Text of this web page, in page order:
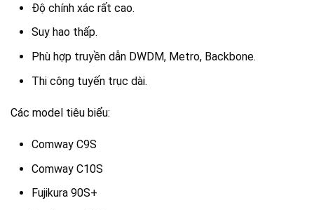
Độ chính xác rất cao.
Suy hao thấp.
Phù hợp truyền dẫn DWDM, Metro, Backbone.
Thi công tuyến trục dài.
Các model tiêu biểu:
Comway C9S
Comway C10S
Fujikura 90S+